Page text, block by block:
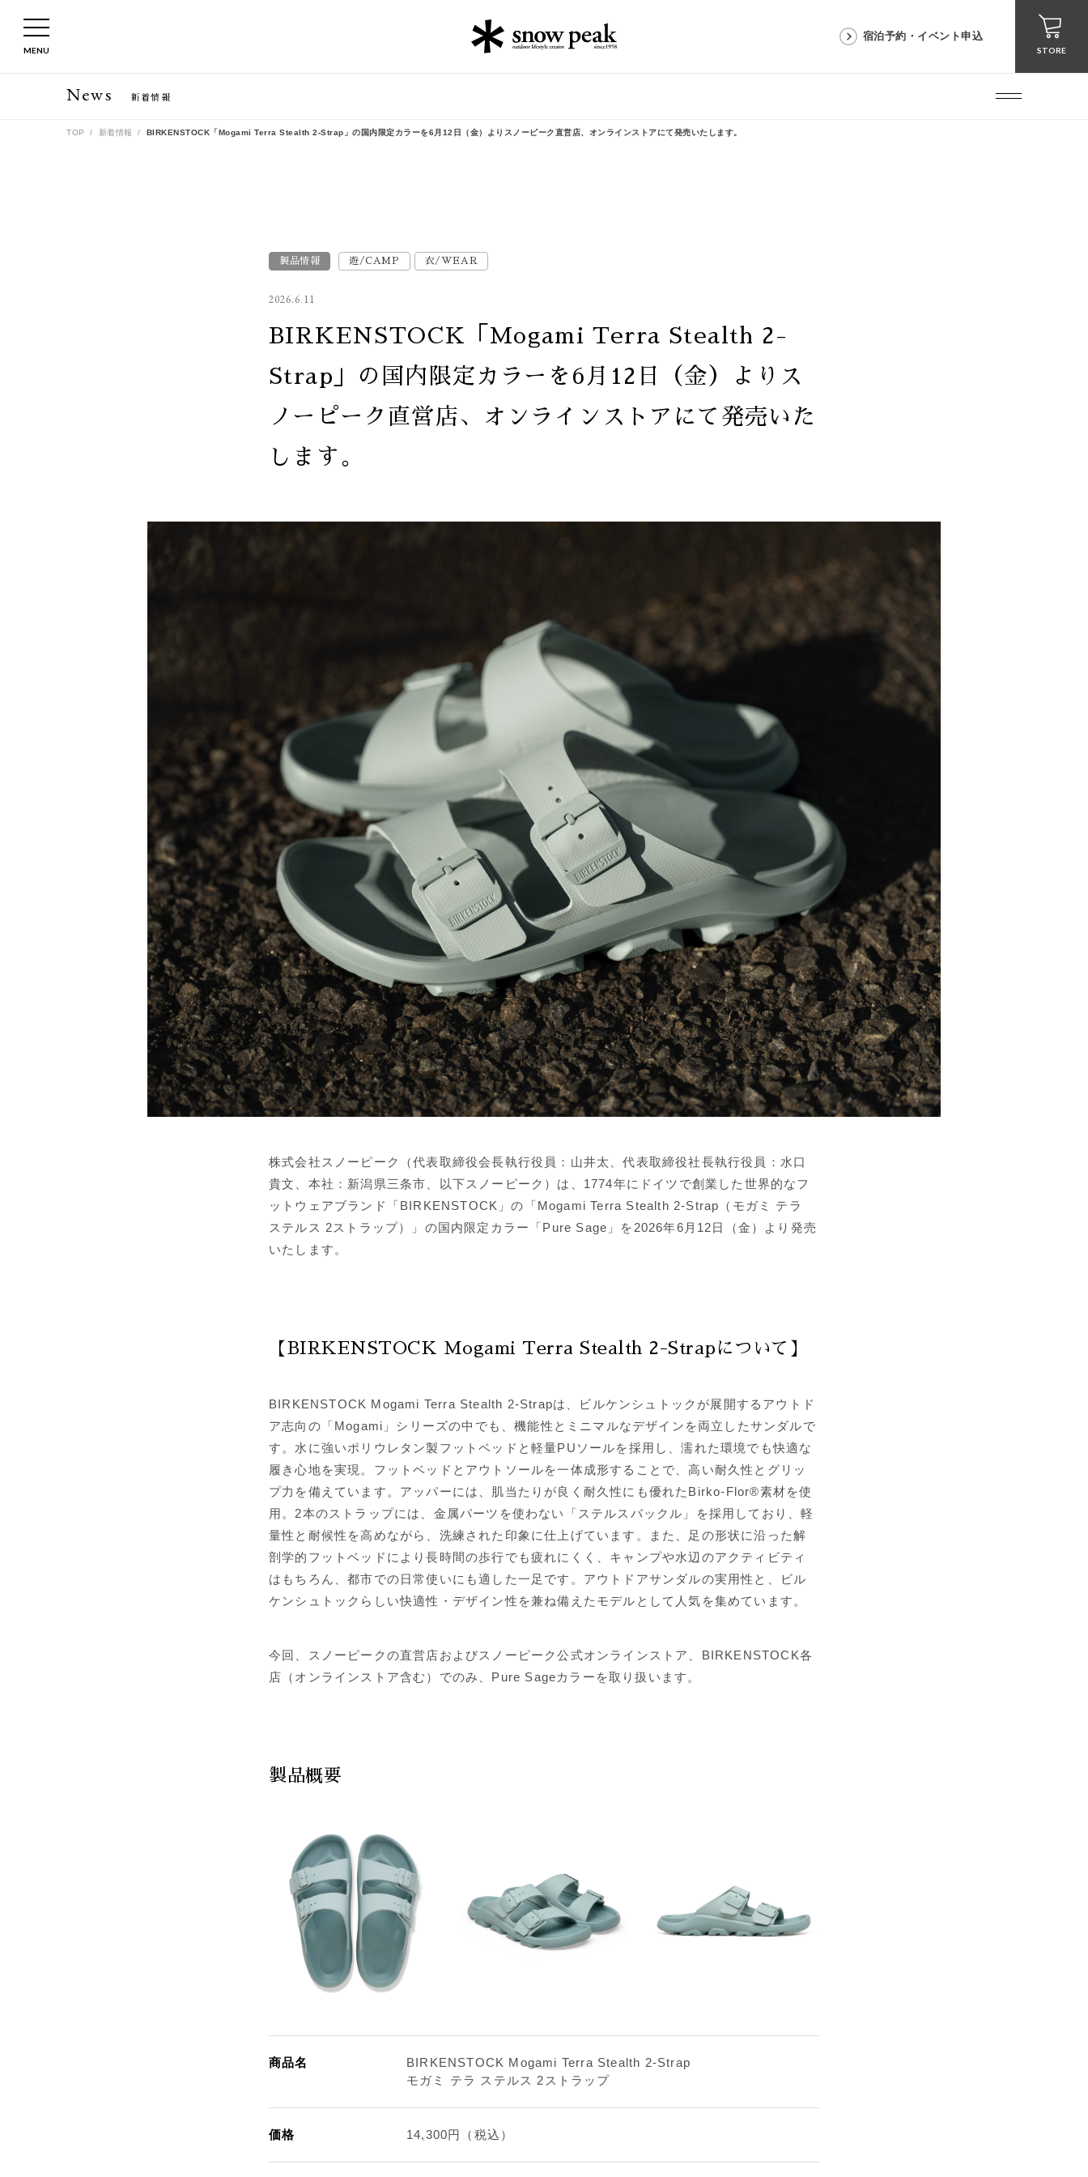
MENU STORE
宿泊予約・イベント申込
News 新着情報
TOP 新着情報 BIRKENSTOCK「Mogami Terra Stealth 2-Strap」の国内限定カラーを6月12日（金）よりスノーピーク直営店、オンラインストアにて発売いたします。
製品情報 遊/CAMP 衣/WEAR
2026.6.11
BIRKENSTOCK「Mogami Terra Stealth 2-
Strap」の国内限定カラーを6月12日（金）よりス
ノーピーク直営店、オンラインストアにて発売いた
します。
株式会社スノーピーク（代表取締役会長執行役員：山井太、代表取締役社長執行役員：水口
貴文、本社：新潟県三条市、以下スノーピーク）は、1774年にドイツで創業した世界的なフ
ットウェアブランド「BIRKENSTOCK」の「Mogami Terra Stealth 2-Strap（モガミ テラ
ステルス 2ストラップ）」の国内限定カラー「Pure Sage」を2026年6月12日（金）より発売
いたします。
【BIRKENSTOCK Mogami Terra Stealth 2-Strapについて】
BIRKENSTOCK Mogami Terra Stealth 2-Strapは、ビルケンシュトックが展開するアウトド
ア志向の「Mogami」シリーズの中でも、機能性とミニマルなデザインを両立したサンダルで
す。水に強いポリウレタン製フットベッドと軽量PUソールを採用し、濡れた環境でも快適な
履き心地を実現。フットベッドとアウトソールを一体成形することで、高い耐久性とグリッ
プ力を備えています。アッパーには、肌当たりが良く耐久性にも優れたBirko-Flor®素材を使
用。2本のストラップには、金属パーツを使わない「ステルスバックル」を採用しており、軽
量性と耐候性を高めながら、洗練された印象に仕上げています。また、足の形状に沿った解
剖学的フットベッドにより長時間の歩行でも疲れにくく、キャンプや水辺のアクティビティ
はもちろん、都市での日常使いにも適した一足です。アウトドアサンダルの実用性と、ビル
ケンシュトックらしい快適性・デザイン性を兼ね備えたモデルとして人気を集めています。
今回、スノーピークの直営店およびスノーピーク公式オンラインストア、BIRKENSTOCK各
店（オンラインストア含む）でのみ、Pure Sageカラーを取り扱います。
製品概要
商品名
BIRKENSTOCK Mogami Terra Stealth 2-Strap
モガミ テラ ステルス 2ストラップ
価格 14,300円（税込）